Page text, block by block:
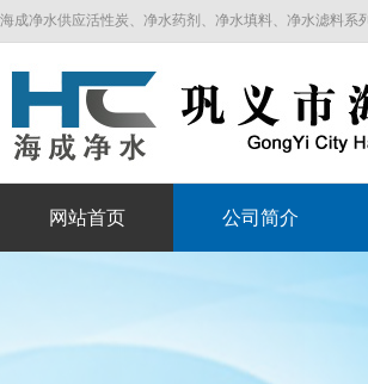
海成净水供应活性炭、净水药剂、净水填料、净水滤料系
网站首页 公司简介